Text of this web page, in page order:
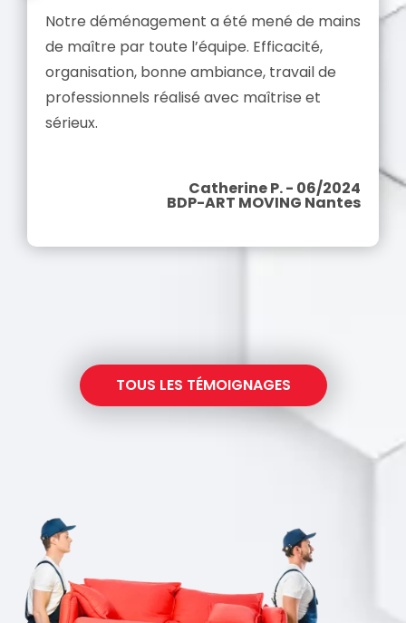
Notre déménagement a été mené de mains
de maître par toute l’équipe. Efficacité,
organisation, bonne ambiance, travail de
professionnels réalisé avec maîtrise et
sérieux.
Catherine P. - 06/2024
BDP-ART MOVING Nantes
TOUS LES TÉMOIGNAGES